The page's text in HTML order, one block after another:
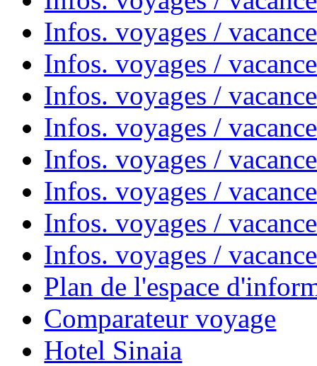
Infos. voyages /
Infos. voyages /
Infos. voyages /
Infos. voyages /
Infos. voyages /
Infos. voyages /
Infos. voyages /
Infos. voyages /
Plan de l'espace
Comparateur voyage
Hotel Sinaia